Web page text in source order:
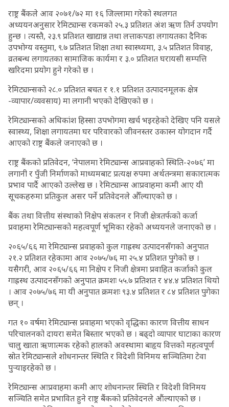
राष्ट्र बैंकले आव २०७१/७२ मा १६ जिल्लामा गरेको स्थलगत
अध्ययनअनुसार रेमिट्यान्स रकमको २५.३ प्रतिशत अंश ऋण तिर्न उपयोग
हुन्छ । त्यस्तै, २३.९ प्रतिशत खाद्यान्न तथा लत्ताकपडा लगायतका दैनिक
उपभोग्य वस्तुमा, ९.७ प्रतिशत शिक्षा तथा स्वास्थ्यमा, ३.५ प्रतिशत विवाह,
व्रतबन्ध लगायतका सामाजिक कार्यमा र ३.० प्रतिशत घरायसी सम्पत्ति
खरिदमा प्रयोग हुने गरेको छ ।
रेमिट्यान्सको २८.० प्रतिशत बचत र १.१ प्रतिशत उत्पादनमूलक क्षेत्र
-व्यापार/व्यवसाय) मा लगानी भएको देखिएको छ ।
रेमिट्यान्सको अधिकांश हिस्सा उपभोगमा खर्च भइरहेको देखिए पनि यसले
स्वास्थ्य, शिक्षा लगायतमा घर परिवारको जीवनस्तर उकास्न योगदान गर्दै
आएको राष्ट्र बैंकले जनाएको छ ।
राष्ट्र बैंकको प्रतिवेदन, ‘नेपालमा रेमिट्यान्स आप्रवाहको स्थिति-२०७६’ मा
लगानी र पुँजी निर्माणको माध्यमबाट प्रत्यक्ष रुपमा अर्थतन्त्रमा सकारात्मक
प्रभाव पार्दै आएको उल्लेख छ । रेमिट्यान्स आप्रवाहमा कमी आए यी
सूचकहरुमा प्रतिकुल असर पर्ने प्रतिवेदनले औँल्याएको छ ।
बैंक तथा वित्तीय संस्थाको निक्षेप संकलन र निजी क्षेत्रतर्फको कर्जा
प्रवाहमा रेमिट्यान्सको महत्वपूर्ण भूमिका रहेको अध्ययनले जनाएको छ ।
२०६५/६६ मा रेमिट्यान्स प्रवाहको कुल गाह्रस्थ उत्पादनसँगको अनुपात
२१.२ प्रतिशत रहेकामा आव २०७५/७६ मा २५.४ प्रतिशत पुगेको छ ।
यसैगरी, आव २०६५/६६ मा निक्षेप र निजी क्षेत्रमा प्रवाहित कर्जाको कुल
गाह्रस्थ उत्पादनसँगको अनुपात क्रमशः ५५.७ प्रतिशत र ४४.४ प्रतिशत थियो
। आव २०७५/७६ मा यी अनुपात क्रमशः ९३.४ प्रतिशत र ८४ प्रतिशत पुगेका
छन् ।
गत १० वर्षमा रेमिट्यान्स प्रवाहमा भएको वृद्धिका कारण वित्तीय साधन
परिचालनको दायरा समेत बिस्तार भएको छ । बढ्दो व्यापार घाटाका कारण
चालु खाता ऋणात्मक रहेको हालको अवस्थामा बाहृय वित्तको महत्वपूर्ण
स्रोत रेमिट्यान्सले शोधनान्तर स्थिति र विदेशी विनिमय सञ्चितिमा टेवा
पुर्‍याइरहेको छ ।
रेमिट्यान्स आप्रवाहमा कमी आए शोधनान्तर स्थिति र विदेशी विनिमय
सञ्चिति समेत प्रभावित हुने राष्ट्र बैंकको प्रतिवेदनले औंल्याएको छ ।